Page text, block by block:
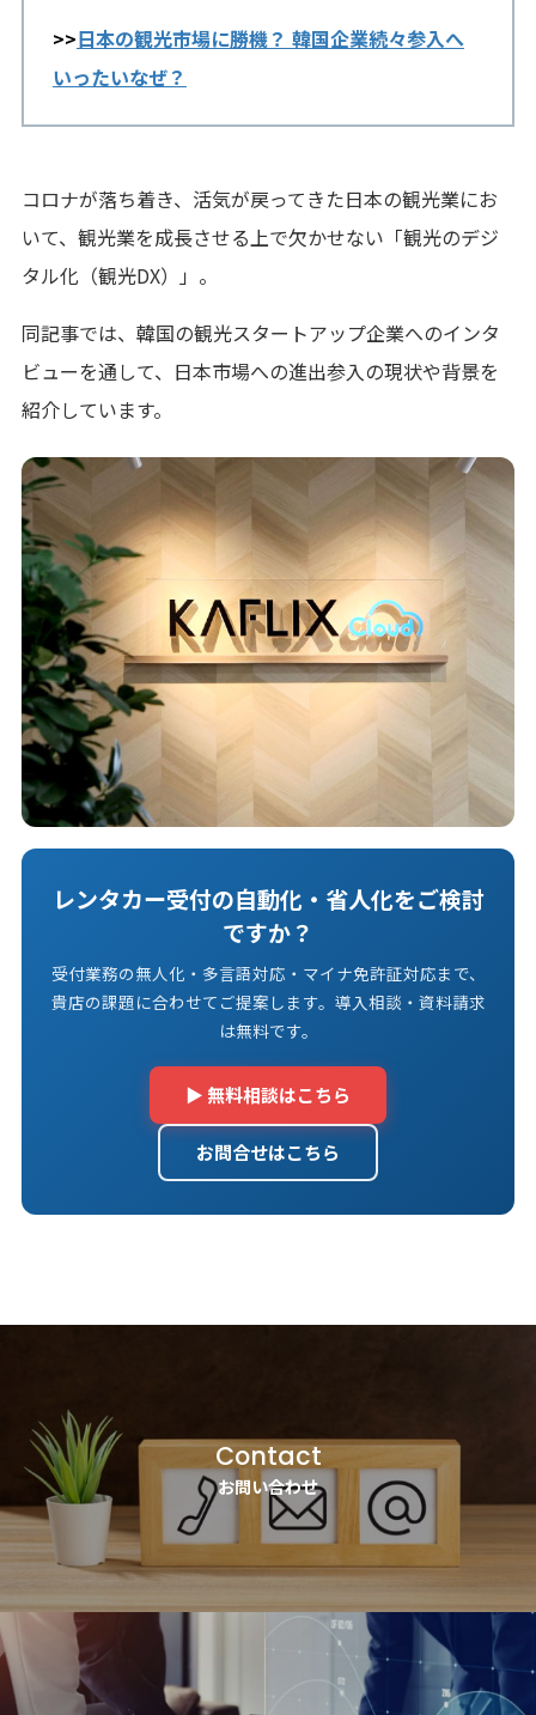
>>日本の観光市場に勝機？ 韓国企業続々参入へ
いったいなぜ？
コロナが落ち着き、活気が戻ってきた日本の観光業にお
いて、観光業を成長させる上で欠かせない「観光のデジ
タル化（観光DX）」。
同記事では、韓国の観光スタートアップ企業へのインタ
ビューを通して、日本市場への進出参入の現状や背景を
紹介しています。
レンタカー受付の自動化・省人化をご検討
ですか？
受付業務の無人化・多言語対応・マイナ免許証対応まで、
貴店の課題に合わせてご提案します。導入相談・資料請求
は無料です。
▶ 無料相談はこちら
お問合せはこちら
Contact
お問い合わせ